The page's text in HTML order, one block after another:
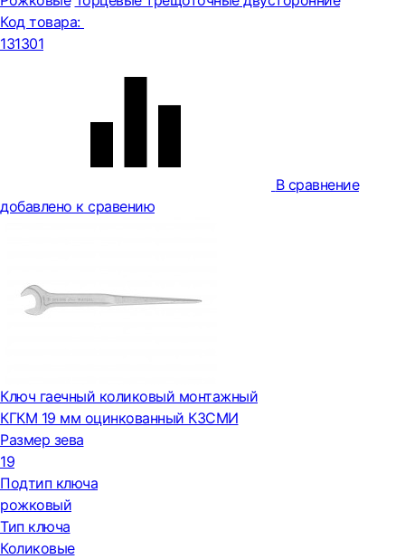
Код товара:
131301
В сравнение
добавлено к сравению
Ключ гаечный коликовый монтажный
КГКМ 19 мм оцинкованный КЗСМИ
Размер зева
19
Подтип ключа
рожковый
Тип ключа
Коликовые